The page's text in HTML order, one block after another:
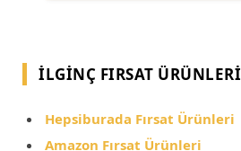
İLGINÇ FIRSAT ÜRÜNLERI
Hepsiburada Fırsat Ürünleri
Amazon Fırsat Ürünleri